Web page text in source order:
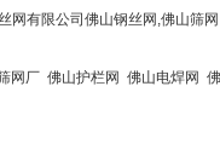
网有限公司 佛山钢丝网,佛山筛
网厂 佛山护栏网 佛山电焊网